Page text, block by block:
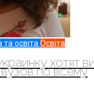
та освіта Освіта
хотят
вузов по всему